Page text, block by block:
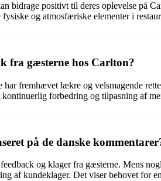
bidrage positivt til deres oplevelse på
og atmosfæriske elementer i
fra gæsterne hos Carlton?
fremhævet lækre og velsmagende
forbedring og tilpasning af
på de danske
og klager fra gæsterne. Mens
af kundeklager. Det viser behovet for